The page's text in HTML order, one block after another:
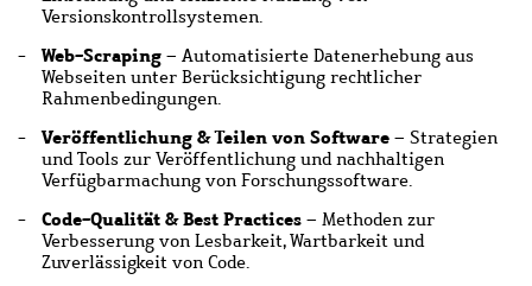
Versionskontrollsystemen.
Web-Scraping – Automatisierte Datenerhebung aus
Webseiten unter Berücksichtigung rechtlicher
Rahmenbedingungen.
Veröffentlichung & Teilen von Software – Strategien
und Tools zur Veröffentlichung und nachhaltigen
Verfügbarmachung von Forschungssoftware.
Code-Qualität & Best Practices – Methoden zur
Verbesserung von Lesbarkeit, Wartbarkeit und
Zuverlässigkeit von Code.